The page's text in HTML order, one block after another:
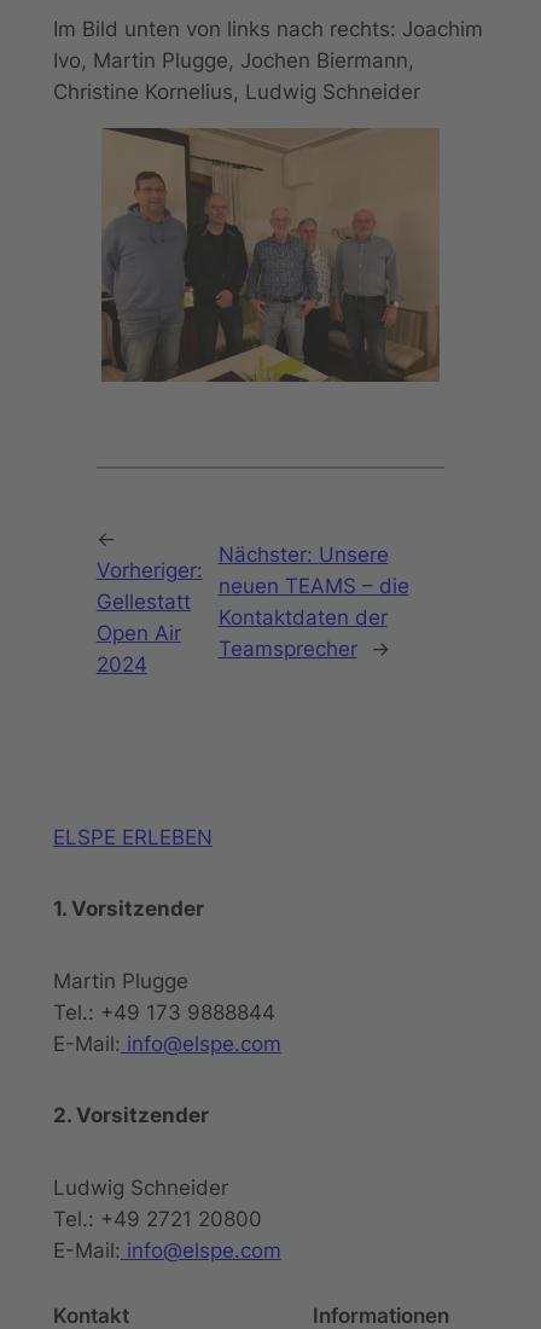
Im Bild unten von links nach rechts: Joachim
Ivo, Martin Plugge, Jochen Biermann,
Christine Kornelius, Ludwig Schneider
←
Vorheriger:
Gellestatt
Open Air
2024
Nächster: Unsere
neuen TEAMS – die
Kontaktdaten der
Teamsprecher
→
ELSPE ERLEBEN
1. Vorsitzender
Martin Plugge
Tel.: +49 173 9888844
E-Mail: info@elspe.com
2. Vorsitzender
Ludwig Schneider
Tel.: +49 2721 20800
E-Mail: info@elspe.com
Kontakt Informationen